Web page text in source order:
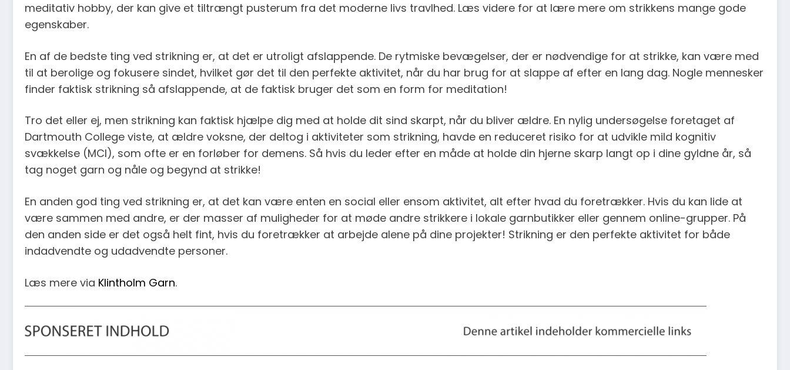
meditativ hobby, der kan give et tiltrængt pusterum fra det moderne livs travlhed. Læs videre for at lære mere om strikkens mange gode
egenskaber.
En af de bedste ting ved strikning er, at det er utroligt afslappende. De rytmiske bevægelser, der er nødvendige for at strikke, kan være med
til at berolige og fokusere sindet, hvilket gør det til den perfekte aktivitet, når du har brug for at slappe af efter en lang dag. Nogle mennesker
finder faktisk strikning så afslappende, at de faktisk bruger det som en form for meditation!
Tro det eller ej, men strikning kan faktisk hjælpe dig med at holde dit sind skarpt, når du bliver ældre. En nylig undersøgelse foretaget af
Dartmouth College viste, at ældre voksne, der deltog i aktiviteter som strikning, havde en reduceret risiko for at udvikle mild kognitiv
svækkelse (MCI), som ofte er en forløber for demens. Så hvis du leder efter en måde at holde din hjerne skarp langt op i dine gyldne år, så
tag noget garn og nåle og begynd at strikke!
En anden god ting ved strikning er, at det kan være enten en social eller ensom aktivitet, alt efter hvad du foretrækker. Hvis du kan lide at
være sammen med andre, er der masser af muligheder for at møde andre strikkere i lokale garnbutikker eller gennem online-grupper. På
den anden side er det også helt fint, hvis du foretrækker at arbejde alene på dine projekter! Strikning er den perfekte aktivitet for både
indadvendte og udadvendte personer.
Læs mere via Klintholm Garn.